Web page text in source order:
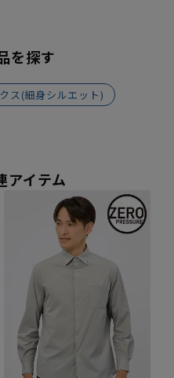
を探す
ス(細身シルエット)
アイテム